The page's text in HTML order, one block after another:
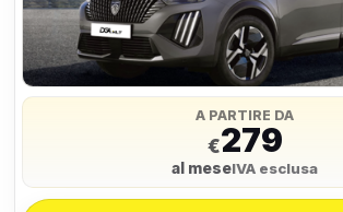
A PARTIRE DA
€279
al meseIVA esclusa